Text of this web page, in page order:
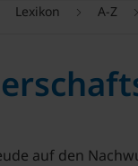
Lexikon A-Z
auf den